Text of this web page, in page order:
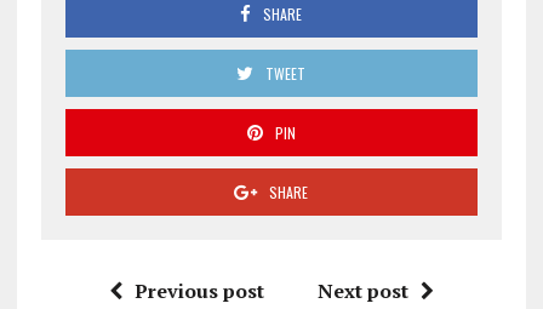
SHARE
TWEET
PIN
SHARE
Previous post Next post